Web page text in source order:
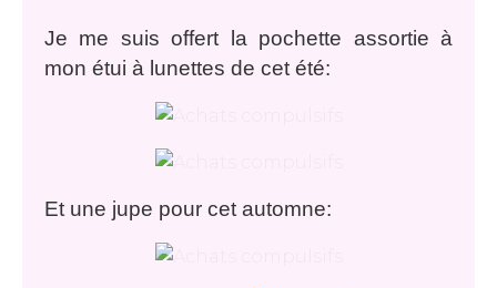
Je me suis offert la pochette assortie à
mon étui à lunettes de cet été:
Et une jupe pour cet automne: